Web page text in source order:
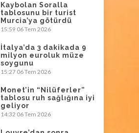
Kaybolan Soralla
tablosunu bir turist
Murcia’ya götürdü
15:59 06 Tem 2026
İtalya’da 3 dakikada 9
milyon euroluk müze
soygunu
15:27 06 Tem 2026
Monet’in “Nilüferler”
tablosu ruh sağlığına iyi
geliyor
14:32 06 Tem 2026